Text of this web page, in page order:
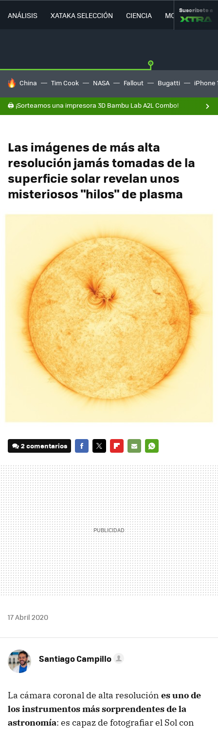
ANÁLISIS XATAKA SELECCIÓN CIENCIA MOVILIDAD
Suscríbete a
HOY SE HABLA DE
China Tim Cook NASA Fallout Bugatti iPhone
🖨️ ¡Sorteamos una impresora 3D Bambu Lab A2L Combo!
Las imágenes de más alta
resolución jamás tomadas de la
superficie solar revelan unos
misteriosos "hilos" de plasma
2 comentarios
MAIL
17 Abril 2020
Santiago Campillo
La cámara coronal de alta resolución es uno de
los instrumentos más sorprendentes de la
astronomía: es capaz de fotografiar el Sol con